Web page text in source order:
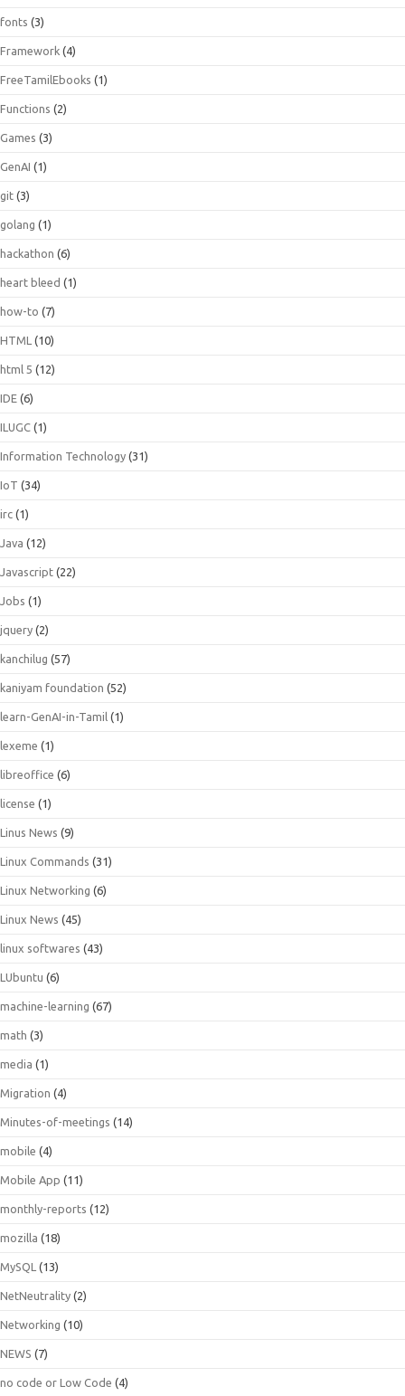
fonts (3)
Framework (4)
FreeTamilEbooks (1)
Functions (2)
Games (3)
GenAI (1)
git (3)
golang (1)
hackathon (6)
heart bleed (1)
how-to (7)
HTML (10)
html 5 (12)
IDE (6)
ILUGC (1)
Information Technology (31)
IoT (34)
irc (1)
Java (12)
Javascript (22)
Jobs (1)
jquery (2)
kanchilug (57)
kaniyam foundation (52)
learn-GenAI-in-Tamil (1)
lexeme (1)
libreoffice (6)
license (1)
Linus News (9)
Linux Commands (31)
Linux Networking (6)
Linux News (45)
linux softwares (43)
LUbuntu (6)
machine-learning (67)
math (3)
media (1)
Migration (4)
Minutes-of-meetings (14)
mobile (4)
Mobile App (11)
monthly-reports (12)
mozilla (18)
MySQL (13)
NetNeutrality (2)
Networking (10)
NEWS (7)
no code or Low Code (4)